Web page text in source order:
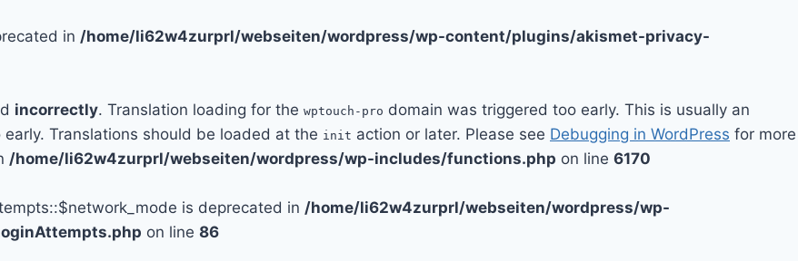
in /home/li62w4zurprl/webseiten/wordpress/wp-content/plugins/akismet-privacy-
incorrectly. Translation loading for the wptouch-pro domain was triggered too early. This is usually an
Translations should be loaded at the init action or later. Please see Debugging in WordPress for more
/home/li62w4zurprl/webseiten/wordpress/wp-includes/functions.php on line 6170
is deprecated in /home/li62w4zurprl/webseiten/wordpress/wp-
on line 86